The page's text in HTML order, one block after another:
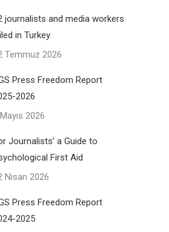
journalists and media workers
in Turkey
Temmuz 2026
Press Freedom Report
2026
2026
Journalists’ a Guide to
First Aid
Nisan 2026
Press Freedom Report
2025